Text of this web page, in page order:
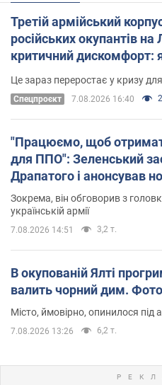
Третій армійський
російських окупантів
критичний дискомфорт:
Це зараз переростає у кризу
Cпецпроєкт 7.08.2026 16:40
"Працюємо, щоб
для ППО": Зеленський
Драпатого і анонсував
Зокрема, він обговорив з
українській армії
7.08.2026 14:51 3,2 т.
В окупованій Ялті
валить чорний дим. Фото
Місто, ймовірно, опинилося під
7.08.2026 13:26 6,2 т.